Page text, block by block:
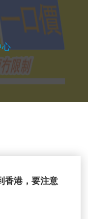
心
香港，要注意